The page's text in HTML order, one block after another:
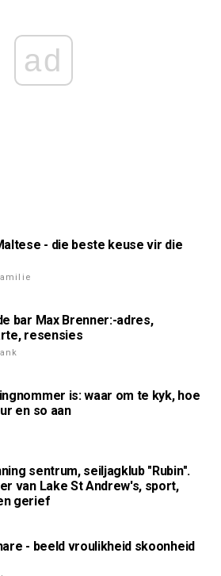
ad
- die beste keuse vir die
bar Max Brenner:-adres,
resensies
is: waar om te kyk, hoe
en so aan
sentrum, seiljagklub "Rubin".
van Lake St Andrew's, sport,
gerief
- beeld vroulikheid skoonheid